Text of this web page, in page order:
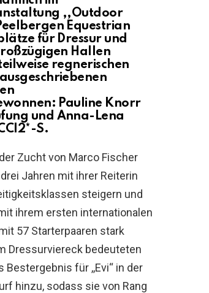
,,Outdoor
Equestrian
für Dressur und
Hallen
regnerischen
Pauline Knorr
und Anna-Lena
S.
Zucht von Marco Fischer
Jahren mit ihrer Reiterin
steigern und
ihrem ersten internationalen
57 Starterpaaren stark
Dressurviereck bedeuteten
für ,,Evi“ in der
hinzu, sodass sie von Rang